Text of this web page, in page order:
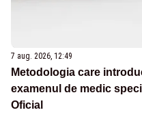
7 aug. 2026, 12:49
Metodologia care
examenul de medic
Oficial